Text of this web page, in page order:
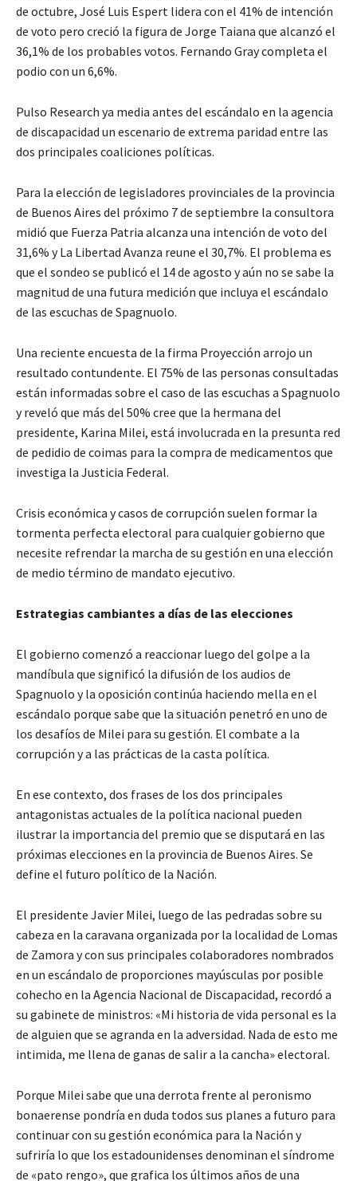
de octubre, José Luis Espert lidera con el 41% de intención
de voto pero creció la figura de Jorge Taiana que alcanzó el
36,1% de los probables votos. Fernando Gray completa el
podio con un 6,6%.
Pulso Research ya media antes del escándalo en la agencia
de discapacidad un escenario de extrema paridad entre las
dos principales coaliciones políticas.
Para la elección de legisladores provinciales de la provincia
de Buenos Aires del próximo 7 de septiembre la consultora
midió que Fuerza Patria alcanza una intención de voto del
31,6% y La Libertad Avanza reune el 30,7%. El problema es
que el sondeo se publicó el 14 de agosto y aún no se sabe la
magnitud de una futura medición que incluya el escándalo
de las escuchas de Spagnuolo.
Una reciente encuesta de la firma Proyección arrojo un
resultado contundente. El 75% de las personas consultadas
están informadas sobre el caso de las escuchas a Spagnuolo
y reveló que más del 50% cree que la hermana del
presidente, Karina Milei, está involucrada en la presunta red
de pedidio de coimas para la compra de medicamentos que
investiga la Justicia Federal.
Crisis económica y casos de corrupción suelen formar la
tormenta perfecta electoral para cualquier gobierno que
necesite refrendar la marcha de su gestión en una elección
de medio término de mandato ejecutivo.
Estrategias cambiantes a días de las elecciones
El gobierno comenzó a reaccionar luego del golpe a la
mandíbula que significó la difusión de los audios de
Spagnuolo y la oposición continúa haciendo mella en el
escándalo porque sabe que la situación penetró en uno de
los desafíos de Milei para su gestión. El combate a la
corrupción y a las prácticas de la casta política.
En ese contexto, dos frases de los dos principales
antagonistas actuales de la política nacional pueden
ilustrar la importancia del premio que se disputará en las
próximas elecciones en la provincia de Buenos Aires. Se
define el futuro político de la Nación.
El presidente Javier Milei, luego de las pedradas sobre su
cabeza en la caravana organizada por la localidad de Lomas
de Zamora y con sus principales colaboradores nombrados
en un escándalo de proporciones mayúsculas por posible
cohecho en la Agencia Nacional de Discapacidad, recordó a
su gabinete de ministros: «Mi historia de vida personal es la
de alguien que se agranda en la adversidad. Nada de esto me
intimida, me llena de ganas de salir a la cancha» electoral.
Porque Milei sabe que una derrota frente al peronismo
bonaerense pondría en duda todos sus planes a futuro para
continuar con su gestión económica para la Nación y
sufriría lo que los estadounidenses denominan el síndrome
de «pato rengo», que grafica los últimos años de una